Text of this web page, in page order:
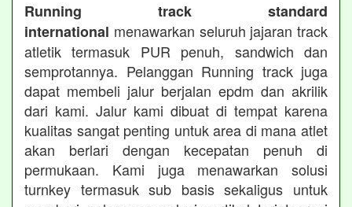
Running track standard
international menawarkan seluruh jajaran track
atletik termasuk PUR penuh, sandwich dan
semprotannya. Pelanggan Running track juga
dapat membeli jalur berjalan epdm dan akrilik
dari kami. Jalur kami dibuat di tempat karena
kualitas sangat penting untuk area di mana atlet
akan berlari dengan kecepatan penuh di
permukaan. Kami juga menawarkan solusi
turnkey termasuk sub basis sekaligus untuk